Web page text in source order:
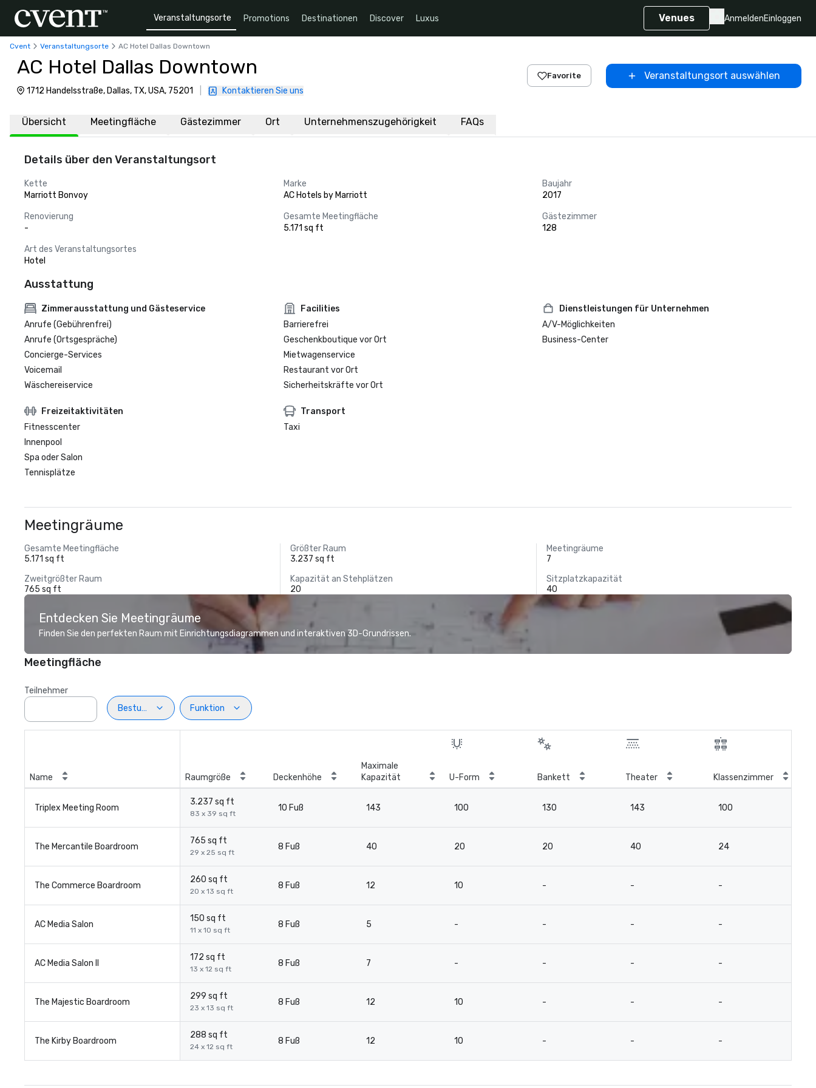
Veranstaltungsorte Promotions Destinationen Discover Luxus Venues AnmeldenEinloggen
Cvent Veranstaltungsorte AC Hotel Dallas Downtown
AC Hotel Dallas Downtown
1712 Handelsstraße, Dallas, TX, USA, 75201 Kontaktieren Sie uns
Favorite Veranstaltungsort auswählen
Übersicht Meetingfläche Gästezimmer Ort Unternehmenszugehörigkeit FAQs
Details über den Veranstaltungsort
Kette
Marriott Bonvoy
Marke
AC Hotels by Marriott
Baujahr
2017
Renovierung
-
Gesamte Meetingfläche
5.171 sq ft
Gästezimmer
128
Art des Veranstaltungsortes
Hotel
Ausstattung
Zimmerausstattung und Gästeservice
Anrufe (Gebührenfrei)
Anrufe (Ortsgespräche)
Concierge-Services
Voicemail
Wäschereiservice
Facilities
Barrierefrei
Geschenkboutique vor Ort
Mietwagenservice
Restaurant vor Ort
Sicherheitskräfte vor Ort
Dienstleistungen für Unternehmen
A/V-Möglichkeiten
Business-Center
Freizeitaktivitäten
Fitnesscenter
Innenpool
Spa oder Salon
Tennisplätze
Transport
Taxi
Meetingräume
Gesamte Meetingfläche
5.171 sq ft
Größter Raum
3.237 sq ft
Meetingräume
7
Zweitgrößter Raum
765 sq ft
Kapazität an Stehplätzen
20
Sitzplatzkapazität
40
Entdecken Sie Meetingräume
Finden Sie den perfekten Raum mit Einrichtungsdiagrammen und interaktiven 3D-Grundrissen.
Meetingfläche
Teilnehmer
Bestuhlung
Funktion
Name Raumgröße Deckenhöhe
Maximale
Kapazität
U-Form Bankett Theater Klassenzimmer
Triplex Meeting Room
3.237 sq ft
83 x 39 sq ft
10 Fuß 143 100 130 143 100
The Mercantile Boardroom
765 sq ft
29 x 25 sq ft
8 Fuß 40 20 20 40 24
The Commerce Boardroom
260 sq ft
20 x 13 sq ft
8 Fuß 12 10 - - -
AC Media Salon
150 sq ft
11 x 10 sq ft
8 Fuß 5 - - - -
AC Media Salon II
172 sq ft
13 x 12 sq ft
8 Fuß 7 - - - -
The Majestic Boardroom
299 sq ft
23 x 13 sq ft
8 Fuß 12 10 - - -
The Kirby Boardroom
288 sq ft
24 x 12 sq ft
8 Fuß 12 10 - - -